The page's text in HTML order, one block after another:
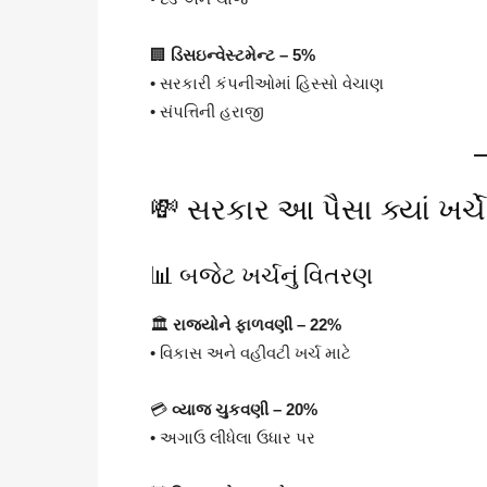
🏢 ડિસઇન્વેસ્ટમેન્ટ – 5%
• સરકારી કંપનીઓમાં હિસ્સો વેચાણ
• સંપત્તિની હરાજી
💸 સરકાર આ પૈસા ક્યાં
📊 બજેટ ખર્ચનું વિતરણ
🏛️ રાજ્યોને ફાળવણી – 22%
• વિકાસ અને વહીવટી ખર્ચ માટે
💳 વ્યાજ ચુકવણી – 20%
• અગાઉ લીધેલા ઉધાર પર